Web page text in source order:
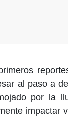
al paso a
por la
impactar